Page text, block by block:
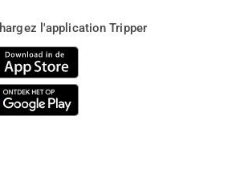
l'application Tripper